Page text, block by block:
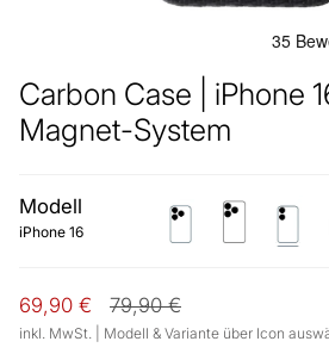
Carbon Case | iPhone
Magnet-System
Modell
iPhone 16
iphone-iphone-
69,90 €
Regulärer
Preis
79,90 €
inkl. MwSt. | Modell & Variante über Icon